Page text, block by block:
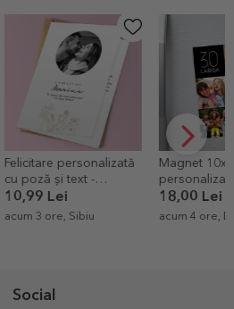
Magnet 10x15 cm
personalizat cu text și 4
poze - Happy birthday
18,00 Lei
acum 4 ore, Bucuresti
Felicitare
cu o poză
10,99 Lei
acum 4 ore,
Social